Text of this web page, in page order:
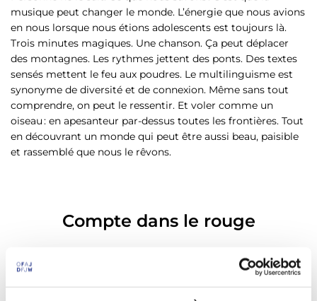
musique peut changer le monde. L’énergie que nous avions
en nous lorsque nous étions adolescents est toujours là.
Trois minutes magiques. Une chanson. Ça peut déplacer
des montagnes. Les rythmes jettent des ponts. Des textes
sensés mettent le feu aux poudres. Le multilinguisme est
synonyme de diversité et de connexion. Même sans tout
comprendre, on peut le ressentir. Et voler comme un
oiseau : en apesanteur par-dessus toutes les frontières. Tout
en découvrant un monde qui peut être aussi beau, paisible
et rassemblé que nous le rêvons.
Compte dans le rouge
font place à un calendrier bien rempli, avec des